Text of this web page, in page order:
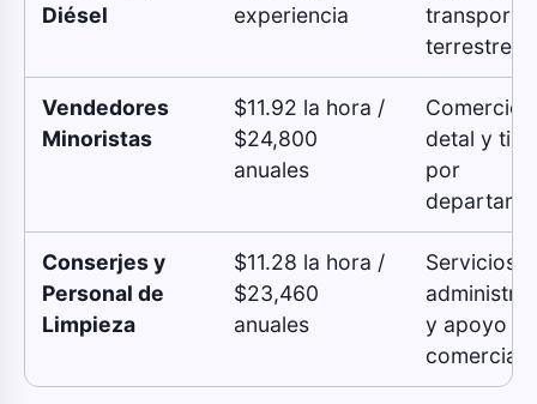
Diésel
experiencia
transporte
terrestre.
Vendedores
Minoristas
$11.92 la hora /
$24,800
anuales
Comercio
detal y
por
Conserjes y
Personal de
Limpieza
$11.28 la hora /
$23,460
anuales
Servicios
y apoyo
comercial.